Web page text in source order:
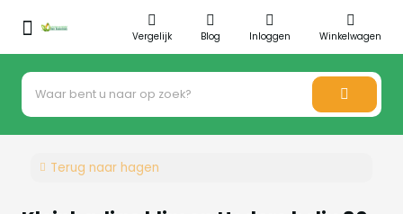
Vergelijk Blog Inloggen Winkelwagen
Terug naar hagen